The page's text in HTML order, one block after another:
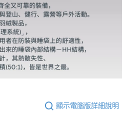
顯示電腦版詳細說明